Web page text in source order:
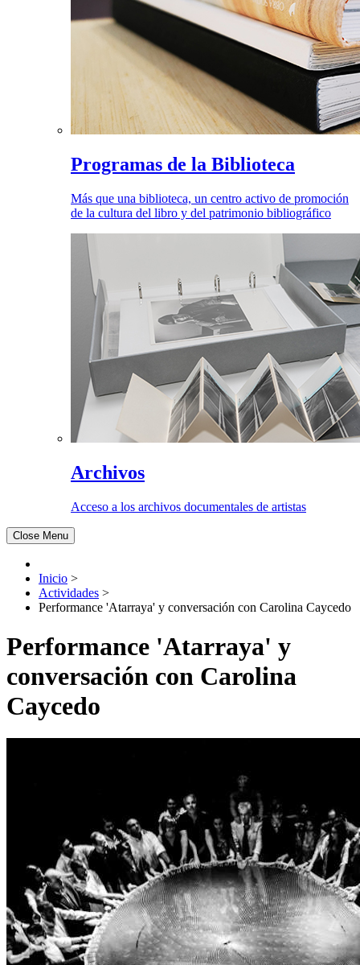
Programas de la Biblioteca
Más que una biblioteca, un centro activo de promoción
de la cultura del libro y del patrimonio bibliográfico
Archivos
Acceso a los archivos documentales de artistas
Close Menu
Inicio >
Actividades >
Performance 'Atarraya' y conversación con Carolina Caycedo
Performance 'Atarraya' y
conversación con Carolina
Caycedo